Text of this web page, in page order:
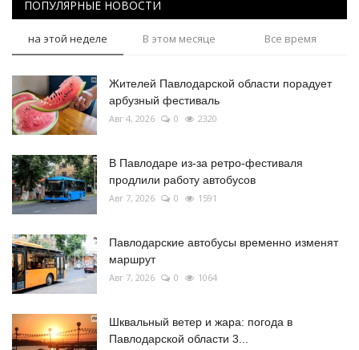
ПОПУЛЯРНЫЕ НОВОСТИ
на этой неделе В этом месяце Все время
Жителей Павлодарской области порадует
арбузный фестиваль
Авг 4, 2026 0 2320
В Павлодаре из-за ретро-фестиваля
продлили работу автобусов
Авг 7, 2026 0 1591
Павлодарские автобусы временно изменят
маршрут
Авг 7, 2026 0 1064
Шквальный ветер и жара: погода в
Павлодарской области 3...